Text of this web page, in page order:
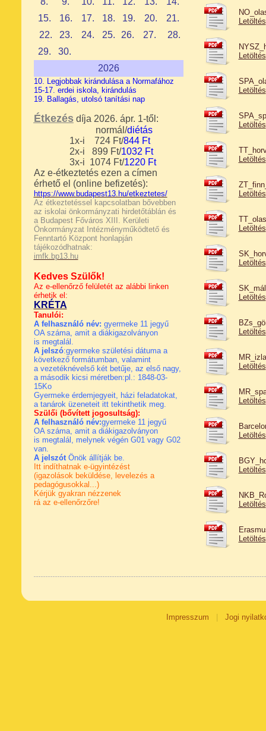
15.
16. 17. 18. 19. 20.
21.
22.
23. 24. 25. 26. 27.
28.
29.
30.
2026
10. Legjobbak kirándulása a Normafához
15-17. erdei iskola, kirándulás
19. Ballagás, utolsó tanítási nap
Étkezésdíja 2026. ápr. 1-től:
normál/diétás
1x-i 724 Ft/844 Ft
2x-i 899 Ft/1032 Ft
3x-i 1074 Ft/1220Ft
Az e-étkeztetés ezen a címen
érhető el (online befizetés):
https://www.budapest13.hu/etkeztetes/
Az étkeztetéssel kapcsolatban bővebben
az iskolai önkormányzati hirdetőtáblán és
a Budapest Főváros XIII. Kerületi
Önkormányzat Intézményműködtető és
Fenntartó Központ honlapján
tájékozódhatnak:
imfk.bp13.hu
Kedves Szülők!
Az e-ellenőrző felületét az alábbi linken
érhetik el:
KRÉTA
Tanulói:
A felhasználó név: gyermeke 11 jegyű
OA száma, amit a diákigazolványon
is megtalál.
A jelszó:gyermeke születési dátuma a
következő formátumban, valamint
a vezetéknévelső két betűje, az első nagy,
a második kicsi méretben:pl.: 1848-03-
15Ko
Gyermeke érdemjegyeit, házi feladatokat,
a tanárok üzeneteit itt tekinthetik meg.
Szülői (bővített jogosultság):
A felhasználó név:gyermeke 11 jegyű
OA száma, amit a diákigazolványon
is megtalál, melynek végén G01 vagy G02
van.
A jelszótÖnök állítják be.
Itt indíthatnak e-ügyintézést
(igazolások beküldése, levelezés a
pedagógusokkal...)
Kérjük gyakran nézzenek
rá az e-ellenőrzőre!
Letöltés
Letöltés
Letöltés
Letöltés
Letöltés
Letöltés
Letöltés
Letöltés
Letöltés
Letöltés
Letöltés
Letöltés
Letöltés
Letöltés
Letöltés
Letöltés
Impresszum Jogi